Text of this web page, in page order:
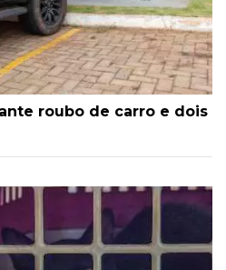
roubo de carro e dois